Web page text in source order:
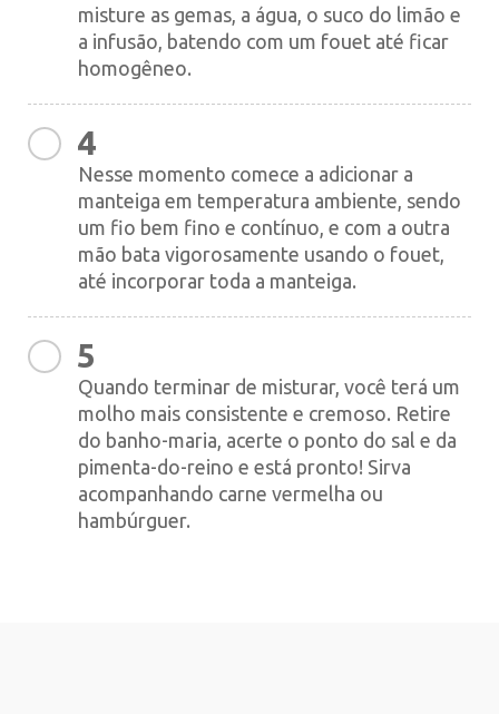
misture as gemas, a água, o suco do limão e
a infusão, batendo com um fouet até ficar
homogêneo.
4
Nesse momento comece a adicionar a
manteiga em temperatura ambiente, sendo
um fio bem fino e contínuo, e com a outra
mão bata vigorosamente usando o fouet,
até incorporar toda a manteiga.
5
Quando terminar de misturar, você terá um
molho mais consistente e cremoso. Retire
do banho-maria, acerte o ponto do sal e da
pimenta-do-reino e está pronto! Sirva
acompanhando carne vermelha ou
hambúrguer.